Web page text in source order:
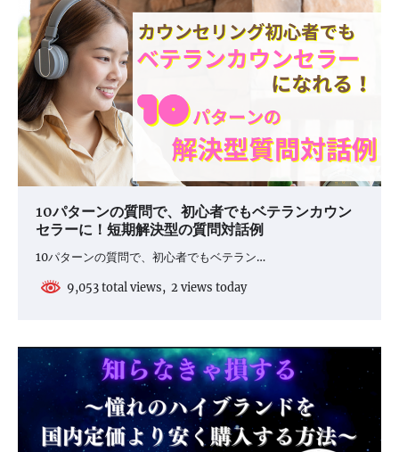
10パターンの質問で、初心者でもベテランカウン
セラーに！短期解決型の質問対話例
10パターンの質問で、初心者でもベテラン…
9,053 total views, 2 views today